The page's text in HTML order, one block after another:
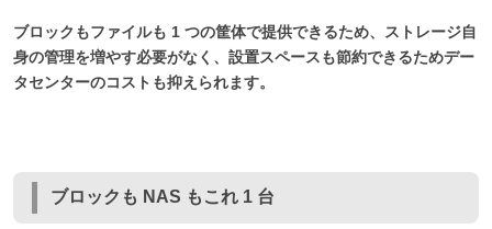
ブロックもファイルも 1 つの筐体で提供できるため、ストレージ自
身の管理を増やす必要がなく、設置スペースも節約できるためデー
タセンターのコストも抑えられます。
ブロックも NAS もこれ 1 台